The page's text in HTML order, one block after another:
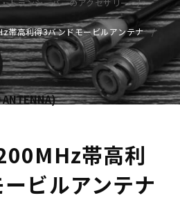
トランシーバーのアクセサリー
高利得3バンドモービルアンテナ
帯高利
ビルアンテナ